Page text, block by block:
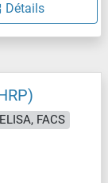
Détails
FACS